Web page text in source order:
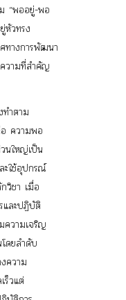
“พออยู่-พอ
หัวทรง
ทางการพัฒนา
ความที่สำคัญ
ทำตาม
ความพอ
นใหญ่เป็น
ะใช้อุปกรณ์
วิชา เมื่อ
ละปฏิบัติ
ความเจริญ
ดยลำดับ
ความ
ร็วแต่